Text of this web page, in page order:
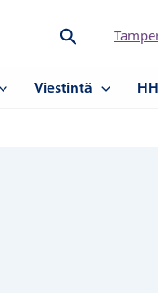
Hae
Viestintä